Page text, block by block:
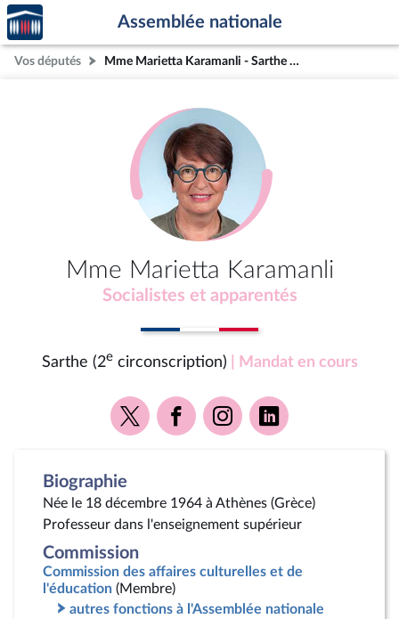
Aller au contenu
Aller en bas de la page
Accèder
à la
page
d'accueil
Assemblée nationale
Vos députés Mme Marietta Karamanli - Sarthe (2e circonscription)
Mme Marietta Karamanli
Socialistes et apparentés
Sarthe (2ecirconscription) | Mandat en cours
Voir
la
Voir
la
Voir
la
Voir
la
Biographie
Née le 18 décembre 1964 à Athènes (Grèce)
Professeur dans l'enseignement supérieur
Commission
Commission des affaires culturelles et de
l'éducation (Membre)
autres fonctions à l'Assemblée nationale